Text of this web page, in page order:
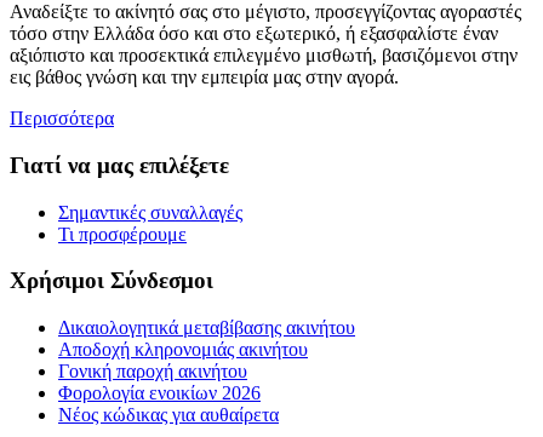
Αναδείξτε το ακίνητό σας στο μέγιστο, προσεγγίζοντας αγοραστές
τόσο στην Ελλάδα όσο και στο εξωτερικό, ή εξασφαλίστε έναν
αξιόπιστο και προσεκτικά επιλεγμένο μισθωτή, βασιζόμενοι στην
εις βάθος γνώση και την εμπειρία μας στην αγορά.
Περισσότερα
Γιατί να μας επιλέξετε
Σημαντικές συναλλαγές
Τι προσφέρουμε
Χρήσιμοι Σύνδεσμοι
Δικαιολογητικά μεταβίβασης ακινήτου
Αποδοχή κληρονομιάς ακινήτου
Γονική παροχή ακινήτου
Φορολογία ενοικίων 2026
Νέος κώδικας για αυθαίρετα